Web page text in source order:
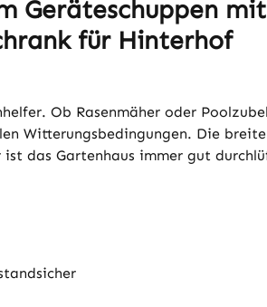
Geräteschuppen
für Hinterhof
Ob Rasenmäher oder
Witterungsbedingungen. Die
das Gartenhaus immer gut